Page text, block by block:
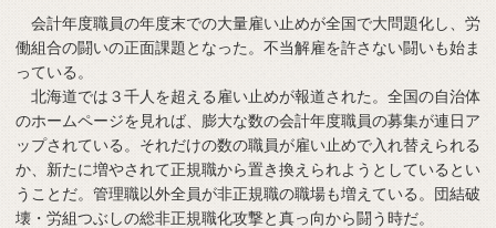
会計年度職員の年度末での大量雇い止めが全国で大問題化し、労
働組合の闘いの正面課題となった。不当解雇を許さない闘いも始ま
っている。
北海道では３千人を超える雇い止めが報道された。全国の自治体
のホームページを見れば、膨大な数の会計年度職員の募集が連日ア
ップされている。それだけの数の職員が雇い止めで入れ替えられる
か、新たに増やされて正規職から置き換えられようとしているとい
うことだ。管理職以外全員が非正規職の職場も増えている。団結破
壊・労組つぶしの総非正規職化攻撃と真っ向から闘う時だ。